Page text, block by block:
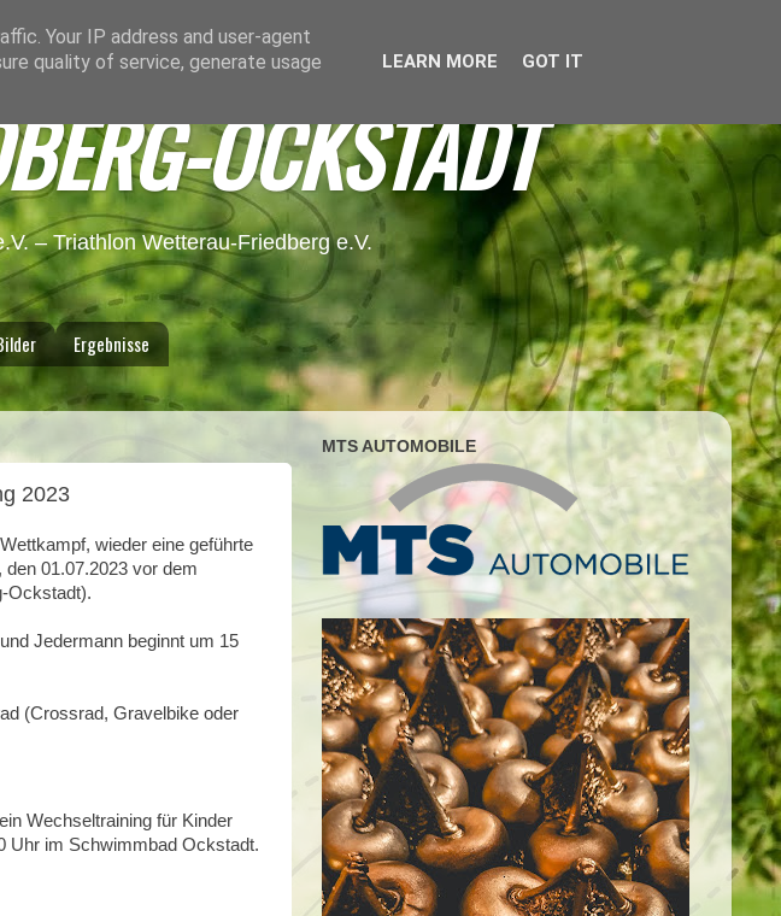
OCKSTADT
– Triathlon Wetterau-Friedberg e.V.
Ergebnisse
2023
wieder eine geführte
01.07.2023 vor dem
Ockstadt).
Jedermann beginnt um 15
(Crossrad, Gravelbike oder
Wechseltraining für Kinder
Uhr im Schwimmbad Ockstadt.
MTS AUTOMOBILE
Your IP address and user-agent
quality of service, generate usage
LEARN MORE GOT IT